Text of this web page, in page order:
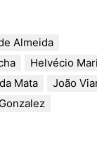
Almeida
Helvécio
Mata
João